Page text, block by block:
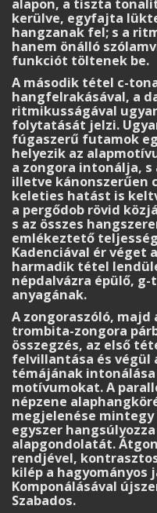
alapon, a tiszta
kerülve, egyfajta
hangzanak fel; s a
hanem önálló
funkciót töltenek be.
A második tétel c-
hangfelrakásával, a
ritmikusságával
folytatását jelzi.
fúgaszerű futamok
helyezik az
a zongora intonálja,
illetve kánonszerűen
keleties hatást is
a pergődob rövid
s az összes
emlékeztető
Kadenciával ér véget
harmadik tétel
népdalvázra épülő,
anyagának.
A zongoraszóló, majd
trombita-zongora
összegzés, az első
felvillantása és
témájának
motívumokat. A
népzene
megjelenése
egyszer
alapgondolatát.
rendjével,
kilép a hagyományos
Komponálásával
Szabados.